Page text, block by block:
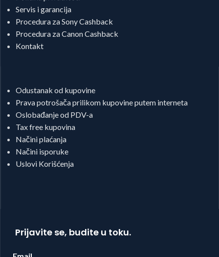
Servis i garancija
Procedura za Sony Cashback
Procedura za Canon Cashback
Kontakt
Odustanak od kupovine
Prava potrošača prilikom kupovine putem interneta
Oslobađanje od PDV-a
Tax free kupovina
Načini plaćanja
Načini isporuke
Uslovi Korišćenja
Prijavite se, budite u toku.